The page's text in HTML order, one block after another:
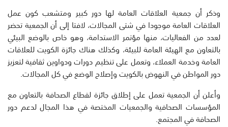
وذكر أن جمعية العلاقات العامة لها دور كبير ومتشعب كون عمل
العلاقات العامة موجودا في شتى المجالات، لافتا إلى أن الجمعية تحضر
لعدد من الفعاليات، منها مؤتمر الاستدامة، وهو خاص بالوضع البيئي
بالتعاون مع الهيئة العامة للبيئة، وكذلك هناك جائزة الكويت للعلاقات
العامة وخدمة العملاء، وتعمل على تنظيم دورات ودواوين ثقافية لتعزيز
دور المواطن في النهوض بالكويت وإصلاح الوضع في كل المجالات.
وأعلن أن الجمعية تعمل على إطلاق جائزة لقطاع الصحافة بالتعاون مع
المؤسسات الصحافية والجمعيات المختصة في هذا المجال لدعم دور
الصحافة في المجتمع.